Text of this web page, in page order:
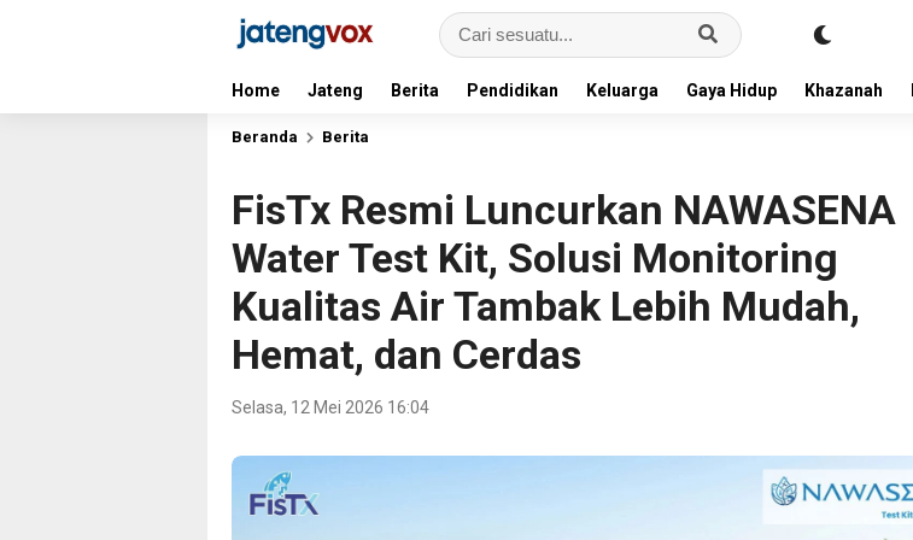
Home Jateng Berita Pendidikan Keluarga Gaya Hidup Khazanah
Beranda Berita
FisTx Resmi Luncurkan NAWASENA
Water Test Kit, Solusi Monitoring
Kualitas Air Tambak Lebih Mudah,
Hemat, dan Cerdas
Selasa, 12 Mei 2026 16:04